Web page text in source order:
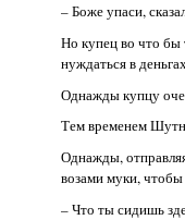
– Боже упаси,
Но купец во что бы
нуждаться в
Однажды купцу
Тем временем
Однажды,
возами муки, чтобы
– Что ты сидишь